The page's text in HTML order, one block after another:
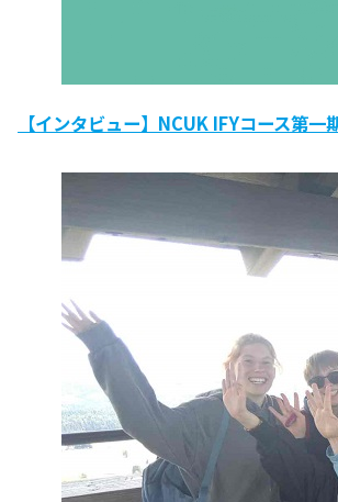
【インタビュー】NCUK IFYコース第